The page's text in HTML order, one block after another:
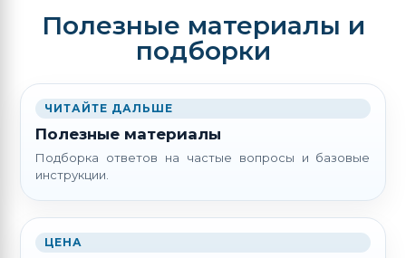
Полезные материалы и
подборки
ЧИТАЙТЕ ДАЛЬШЕ
Полезные материалы
Подборка ответов на частые вопросы и базовые
инструкции.
ЦЕНА